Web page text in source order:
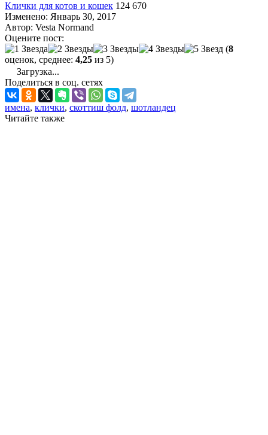
Клички для котов и кошек 124 670
Изменено: Январь 30, 2017
Автор: Vesta Normand
Оцените пост:
(8
оценок, среднее: 4,25 из 5)
Загрузка...
Поделиться в соц. сетях
имена, клички, скоттиш фолд, шотландец
Читайте также